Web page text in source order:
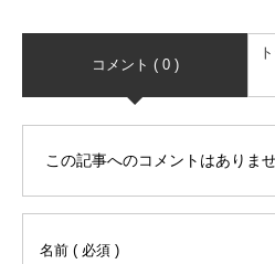
コメント ( 0 )
この記事へのコメントはありませ
名前 ( 必須 )